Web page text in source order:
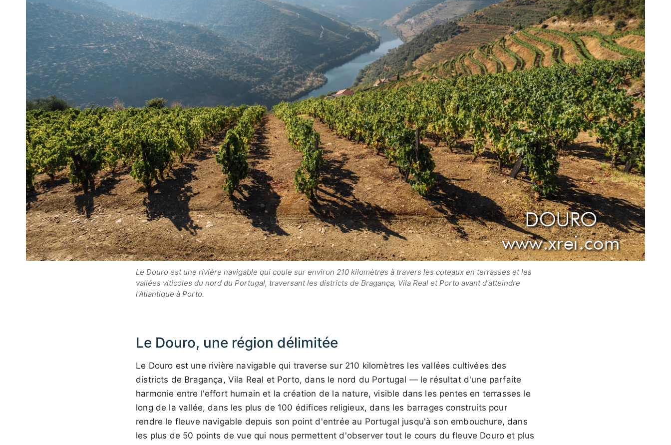
Le Douro est une rivière navigable qui coule sur environ 210 kilomètres à travers les coteaux en terrasses et les
vallées viticoles du nord du Portugal, traversant les districts de Bragança, Vila Real et Porto avant d'atteindre
l'Atlantique à Porto.
Le Douro, une région délimitée
Le Douro est une rivière navigable qui traverse sur 210 kilomètres les vallées cultivées des
districts de Bragança, Vila Real et Porto, dans le nord du Portugal — le résultat d'une parfaite
harmonie entre l'effort humain et la création de la nature, visible dans les pentes en terrasses le
long de la vallée, dans les plus de 100 édifices religieux, dans les barrages construits pour
rendre le fleuve navigable depuis son point d'entrée au Portugal jusqu'à son embouchure, dans
les plus de 50 points de vue qui nous permettent d'observer tout le cours du fleuve Douro et plus